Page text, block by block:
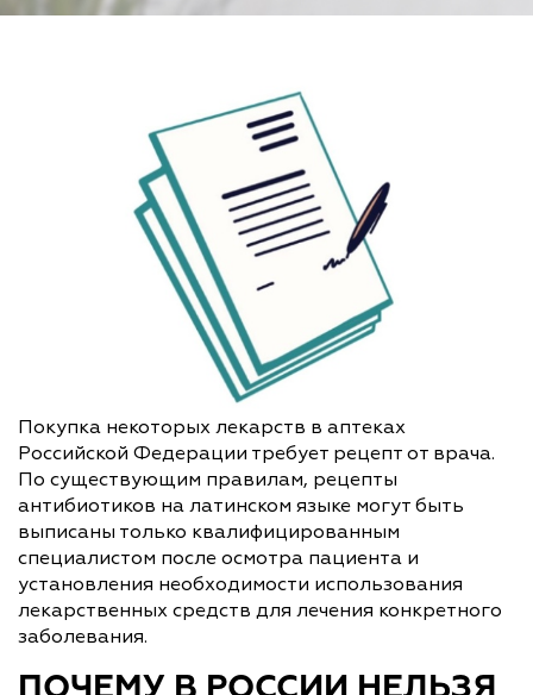
Покупка некоторых лекарств в аптеках
Российской Федерации требует рецепт от врача.
По существующим правилам, рецепты
антибиотиков на латинском языке могут быть
выписаны только квалифицированным
специалистом после осмотра пациента и
установления необходимости использования
лекарственных средств для лечения конкретного
заболевания.